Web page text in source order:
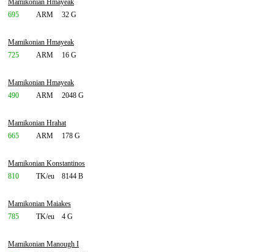
Mamikonian Hmayeak
695
ARM 32 G
Mamikonian Hmayeak
725
ARM 16 G
Mamikonian Hmayeak
490
ARM 2048 G
Mamikonian Hrahat
665
ARM 178 G
Mamikonian Konstantinos
810
TK/eu 8144 B
Mamikonian Maiakes
785
TK/eu 4 G
Mamikonian Manough I